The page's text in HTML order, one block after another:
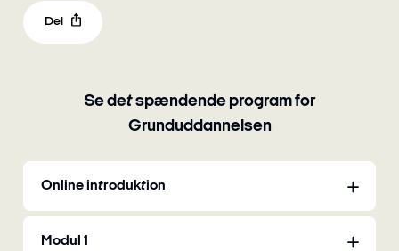
Del
Se det spændende program for
Grunduddannelsen
Online introduktion
Modul 1